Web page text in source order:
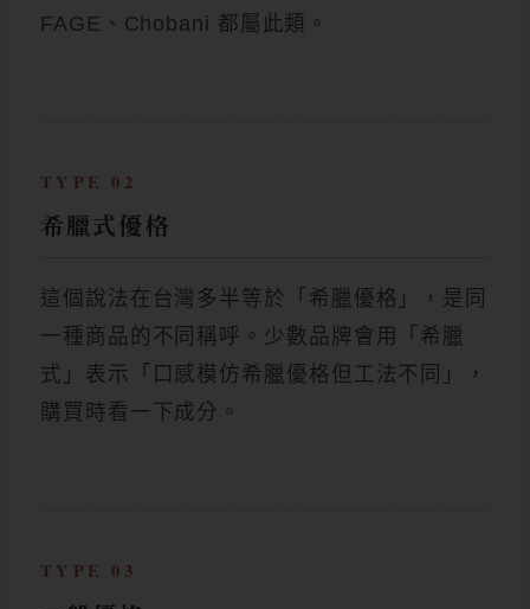
FAGE、Chobani 都屬此類。
TYPE 02
希臘式優格
這個說法在台灣多半等於「希臘優格」，是同
一種商品的不同稱呼。少數品牌會用「希臘
式」表示「口感模仿希臘優格但工法不同」，
購買時看一下成分。
TYPE 03